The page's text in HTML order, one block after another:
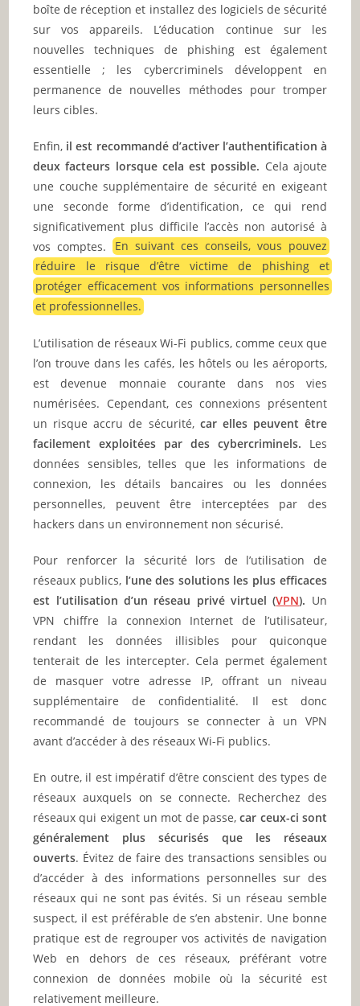
boîte de réception et installez des logiciels de sécurité
sur vos appareils. L’éducation continue sur les
nouvelles techniques de phishing est également
essentielle ; les cybercriminels développent en
permanence de nouvelles méthodes pour tromper
leurs cibles.
Enfin, il est recommandé d’activer l’authentification à
deux facteurs lorsque cela est possible. Cela ajoute
une couche supplémentaire de sécurité en exigeant
une seconde forme d’identification, ce qui rend
significativement plus difficile l’accès non autorisé à
vos comptes. En suivant ces conseils, vous pouvez
réduire le risque d’être victime de phishing et
protéger efficacement vos informations personnelles
et professionnelles.
L’utilisation de réseaux Wi-Fi publics, comme ceux que
l’on trouve dans les cafés, les hôtels ou les aéroports,
est devenue monnaie courante dans nos vies
numérisées. Cependant, ces connexions présentent
un risque accru de sécurité, car elles peuvent être
facilement exploitées par des cybercriminels. Les
données sensibles, telles que les informations de
connexion, les détails bancaires ou les données
personnelles, peuvent être interceptées par des
hackers dans un environnement non sécurisé.
Pour renforcer la sécurité lors de l’utilisation de
réseaux publics,l’une des solutions les plus efficaces
est l’utilisation d’un réseau privé virtuel (VPN). Un
VPN chiffre la connexion Internet de l’utilisateur,
rendant les données illisibles pour quiconque
tenterait de les intercepter. Cela permet également
de masquer votre adresse IP, offrant un niveau
supplémentaire de confidentialité. Il est donc
recommandé de toujours se connecter à un VPN
avant d’accéder à des réseaux Wi-Fi publics.
En outre, il est impératif d’être conscient des types de
réseaux auxquels on se connecte. Recherchez des
réseaux qui exigent un mot de passe,car ceux-ci sont
généralement plus sécurisés que les réseaux
ouverts. Évitez de faire des transactions sensibles ou
d’accéder à des informations personnelles sur des
réseaux qui ne sont pas évités. Si un réseau semble
suspect, il est préférable de s’en abstenir. Une bonne
pratique est de regrouper vos activités de navigation
Web en dehors de ces réseaux, préférant votre
connexion de données mobile où la sécurité est
relativement meilleure.